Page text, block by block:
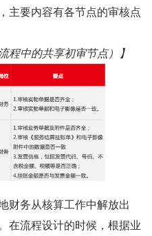
主要内容有各节点的审核点
程中的共享初审节点）】
财务从核算工作中解放出
在流程设计的时候，根据业